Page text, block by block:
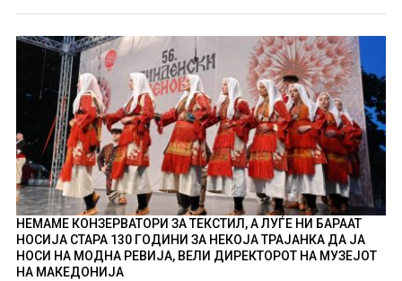
НЕМАМЕ КОНЗЕРВАТОРИ ЗА ТЕКСТИЛ, А ЛУЃЕ НИ БАРААТ
НОСИЈА СТАРА 130 ГОДИНИ ЗА НЕКОЈА ТРАЈАНКА ДА ЈА
НОСИ НА МОДНА РЕВИЈА, ВЕЛИ ДИРЕКТОРОТ НА МУЗЕЈОТ
НА МАКЕДОНИЈА